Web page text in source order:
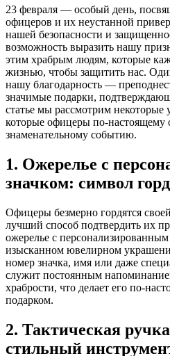
23 февраля — особый день,
офицеров и их неустанной
нашей безопасности и
возможность выразить нашу
этим храбрым людям, которые
жизнью, чтобы защитить нас.
нашу благодарность —
значимые подарки,
статье мы рассмотрим некоторые
которые офицеры по-настоящему
знаменательному событию.
1. Ожерелье с
значком: символ
Офицеры безмерно гордятся
лучший способ подтвердить их
ожерелье с
изысканном ювелирном
номер значка, имя или даже
служит постоянным
храбрости, что делает его по-
подарком.
2. Тактическая
стильный